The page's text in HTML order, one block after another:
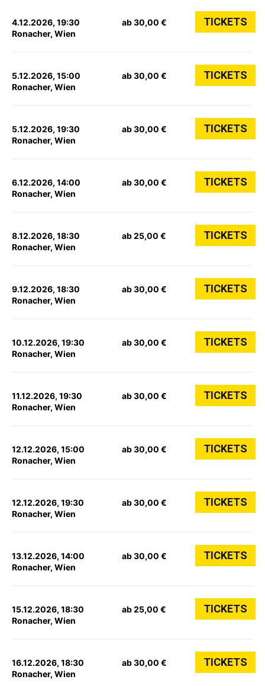
4.12.2026, 19:30
Ronacher, Wien
ab 30,00 € TICKETS
5.12.2026, 15:00
Ronacher, Wien
ab 30,00 € TICKETS
5.12.2026, 19:30
Ronacher, Wien
ab 30,00 € TICKETS
6.12.2026, 14:00
Ronacher, Wien
ab 30,00 € TICKETS
8.12.2026, 18:30
Ronacher, Wien
ab 25,00 € TICKETS
9.12.2026, 18:30
Ronacher, Wien
ab 30,00 € TICKETS
10.12.2026, 19:30
Ronacher, Wien
ab 30,00 € TICKETS
11.12.2026, 19:30
Ronacher, Wien
ab 30,00 € TICKETS
12.12.2026, 15:00
Ronacher, Wien
ab 30,00 € TICKETS
12.12.2026, 19:30
Ronacher, Wien
ab 30,00 € TICKETS
13.12.2026, 14:00
Ronacher, Wien
ab 30,00 € TICKETS
15.12.2026, 18:30
Ronacher, Wien
ab 25,00 € TICKETS
16.12.2026, 18:30
Ronacher, Wien
ab 30,00 € TICKETS